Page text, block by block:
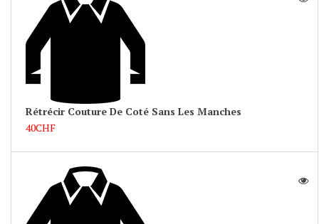
Rétrécir Couture De Coté Sans Les Manches
40CHF